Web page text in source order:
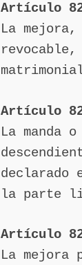
Artículo
La
revocable,
Artículo
La manda
declarado
la parte
Artículo
La mejora